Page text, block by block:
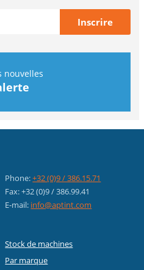
nouvelles
Phone:+32 (0)9 / 386.15.71
Fax: +32 (0)9 / 386.99.41
E-mail: info@aptint.com
Stock de machines
Par marque